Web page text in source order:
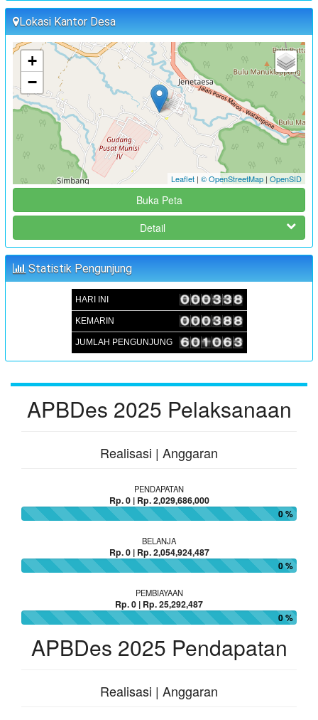
ANGGARAN 2024
Waktu
Lokasi : Aula Kantor Desa Sambueja
Koordinator : JUFRI (SEKDES SAMBUEJA)
FOKUS GROUP DISKUSSION (FGD) FORUM PEREMPUAN
PENYUSUNAN RKPDes TAHUN 2025
Waktu : 02 Juli 2024 15:00:00
Lokasi : Aula Kantor Desa Sambueja
Koordinator JUFRI (SEKDES SAMBUEJA)
MUSRENBANGDES PENYUSUNAN RKPDes T.A 2025 DAN
Waktu : 05 September 2024 09:00:00
Lokasi
: JUFRI (SEKDES SAMBUEJA)
Lokasi Kantor Desa
+
−
Leaflet | © OpenStreetMap | OpenSID
Buka Peta
Detail
Statistik Pengunjung
HARI INI
KEMARIN
JUMLAH PENGUNJUNG
APBDes 2025 Pelaksanaan
Realisasi | Anggaran
PENDAPATAN
Rp. 0 | Rp. 2,029,686,000
0 %
BELANJA
Rp. 0 | Rp. 2,054,924,487
0 %
PEMBIAYAAN
Rp. 0 | Rp. 25,292,487
0 %
APBDes 2025 Pendapatan
Realisasi | Anggaran